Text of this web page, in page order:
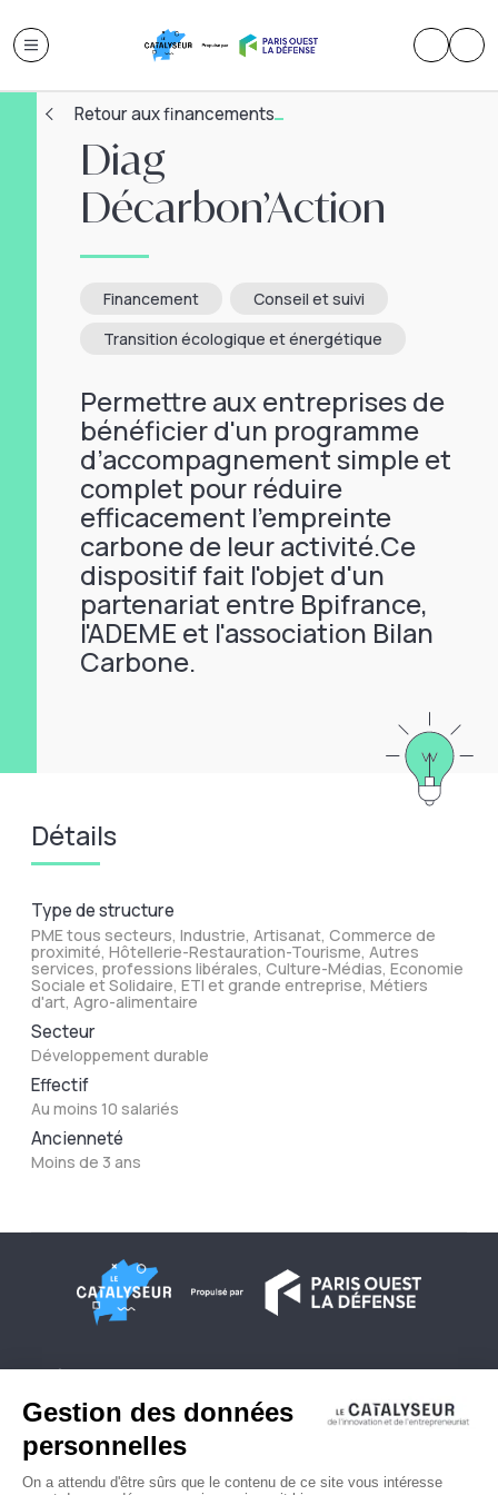
Retour aux financements
Diag
Décarbon’Action
Financement
Conseil et suivi
Transition écologique et énergétique
Permettre aux entreprises de
bénéficier d'un programme
d’accompagnement simple et
complet pour réduire
efficacement l’empreinte
carbone de leur activité.Ce
dispositif fait l'objet d'un
partenariat entre Bpifrance,
l'ADEME et l'association Bilan
Carbone.
Détails
Type de structure
PME tous secteurs, Industrie, Artisanat, Commerce de
proximité, Hôtellerie-Restauration-Tourisme, Autres
services, professions libérales, Culture-Médias, Economie
Sociale et Solidaire, ETI et grande entreprise, Métiers
d'art, Agro-alimentaire
Secteur
Développement durable
Effectif
Au moins 10 salariés
Ancienneté
Moins de 3 ans
Conditions générales d'utilisation
Contactez-nous
Politique de confidentialité